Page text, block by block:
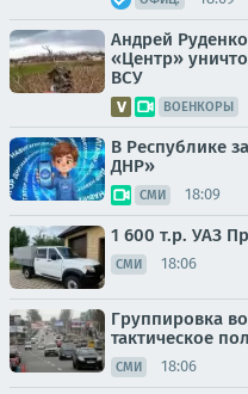
Андрей
«Центр»
ВСУ
ВОЕНКОРЫ
В Республике
ДНР»
СМИ 18:09
1 600 т.р. УАЗ
СМИ 18:06
Группировка
тактическое
СМИ 18:06